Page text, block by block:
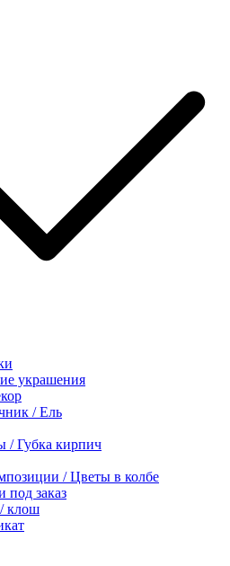
украшения
/ Ель
/ Губка кирпич
/ Цветы в колбе
под заказ
клош